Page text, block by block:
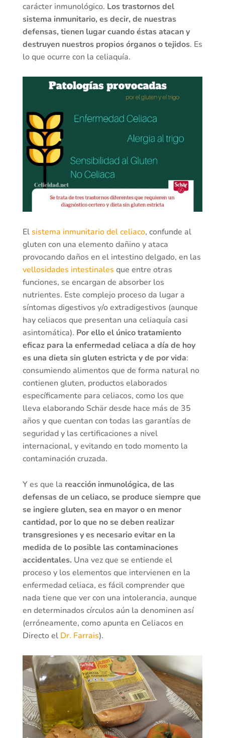
carácter inmunológico. Los trastornos del
sistema inmunitario, es decir, de nuestras
defensas, tienen lugar cuando éstas atacan y
destruyen nuestros propios órganos o tejidos. Es
lo que ocurre con la celiaquía.
Elsistema inmunitario del celiaco, confunde al
gluten con una elemento dañino y ataca
provocando daños en el intestino delgado, en las
vellosidades intestinales que entre otras
funciones, se encargan de absorber los
nutrientes. Este complejo proceso da lugar a
síntomas digestivos y/o extradigestivos (aunque
hay celiacos que presentan una celiaquía casi
asintomática). Por ello el único tratamiento
eficaz para la enfermedad celiaca a día de hoy
es una dieta sin gluten estricta y de por vida:
consumiendo alimentos que de forma natural no
contienen gluten, productos elaborados
específicamente para celiacos, como los que
lleva elaborando Schär desde hace más de 35
años y que cuentan con todas las garantías de
seguridad y las certificaciones a nivel
internacional, y evitando en todo momento la
contaminación cruzada.
Y es que la reacción inmunológica, de las
defensas de un celiaco, se produce siempre que
se ingiere gluten, sea en mayor o en menor
cantidad, por lo que no se deben realizar
transgresiones y es necesario evitar en la
medida de lo posible las contaminaciones
accidentales. Una vez que se entiende el
proceso y los elementos que intervienen en la
enfermedad celiaca, es fácil comprender que
nada tiene que ver con una intolerancia, aunque
en determinados círculos aún la denominen así
(erróneamente, como apunta en Celiacos en
Directo el Dr. Farrais).